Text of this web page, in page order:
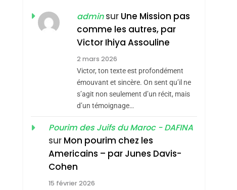
Hadida
JUDAISME
Maroc : Les Amandes
De Tafraout, Le Miel
De Tadla Azilal
Consacrés Produits
Du Terroir
DAFINA MAROC
Oeil Ravageur –
Vanessa De Loya
Stauber
CINEMA ISRAÉL
«Tu Dis Génocide, Je
adminsur Une Mission pas
comme les autres, par
Victor Ihiya Assouline
2 mars 2026
Victor, ton texte est profondément
émouvant et sincère. On sent qu’il ne
s’agit non seulement d’un récit, mais
d’un témoignage…
Pourim des Juifs du Maroc - DAFINA
sur Mon pourim chez les
Americains – par Junes Davis-
Cohen
15 février 2026